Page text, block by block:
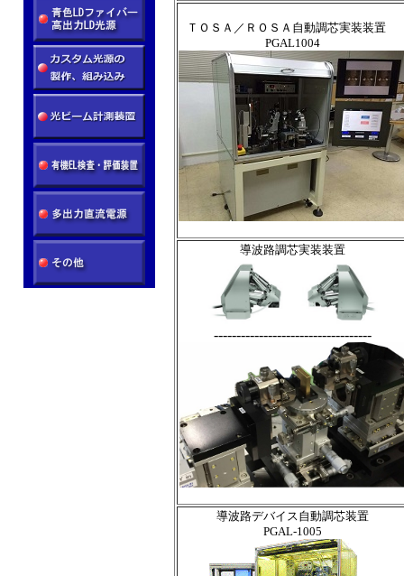
ＴＯＳＡ／ＲＯＳＡ自動調芯実装装置
PGAL1004
導波路調芯実装装置
-----------------------------------
導波路デバイス自動調芯装置
PGAL-1005